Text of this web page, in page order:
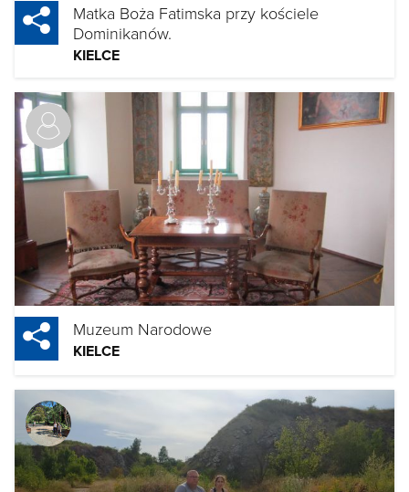
Matka Boża Fatimska przy kościele
Dominikanów.
KIELCE
Muzeum Narodowe
KIELCE